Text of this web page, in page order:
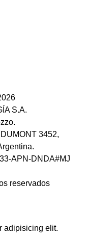
S.A.
3452,
APN-DNDA#MJ
reservados
adipisicing elit.